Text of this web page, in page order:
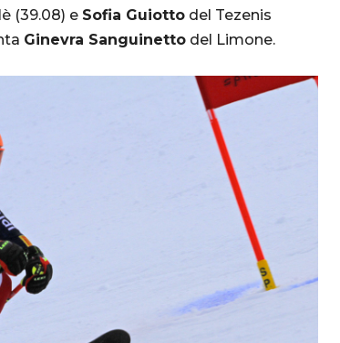
(39.08) e Sofia Guiotto del Tezenis
Ginevra Sanguinetto del Limone.